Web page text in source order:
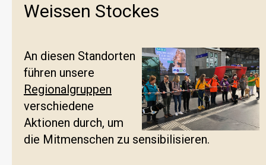
Weissen Stockes
An diesen Standorten
führen unsere
Regionalgruppen
verschiedene
Aktionen durch, um
die Mitmenschen zu sensibilisieren.